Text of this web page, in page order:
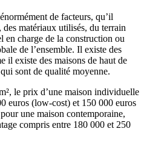
de facteurs, qu’il
des matériaux utilisés, du terrain
charge de la construction ou
de l’ensemble. Il existe des
il existe des maisons de haut de
sont de qualité moyenne.
le prix d’une maison individuelle
euros (low-cost) et 150 000 euros
une maison contemporaine,
compris entre 180 000 et 250